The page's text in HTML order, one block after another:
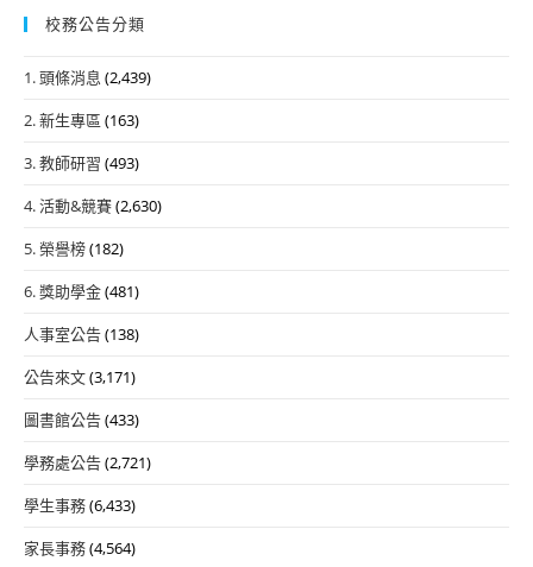
校務公告分類
1. 頭條消息 (2,439)
2. 新生專區 (163)
3. 教師研習 (493)
4. 活動&競賽(2,630)
5. 榮譽榜(182)
6. 獎助學金(481)
人事室公告(138)
公告來文(3,171)
圖書館公告(433)
學務處公告(2,721)
學生事務(6,433)
家長事務(4,564)